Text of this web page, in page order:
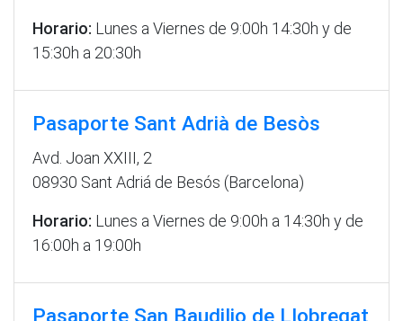
Horario: Lunes a Viernes de 9:00h 14:30h y de
15:30h a 20:30h
Pasaporte Sant Adrià de Besòs
Avd. Joan XXIII, 2
08930 Sant Adriá de Besós (Barcelona)
Horario: Lunes a Viernes de 9:00h a 14:30h y de
16:00h a 19:00h
Pasaporte San Baudilio de Llobregat